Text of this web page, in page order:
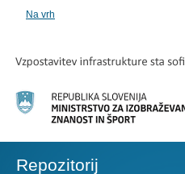
Na vrh
Repozitorij